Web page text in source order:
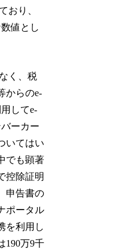
おり、
値とし
く、税
からのe-
してe-
ーカー
いてはい
でも顕著
控除証明
申告書の
ポータル
を利用し
190万9千